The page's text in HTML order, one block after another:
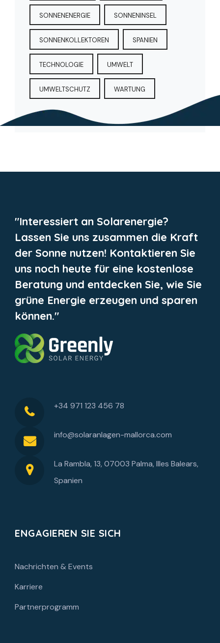
SONNENENERGIE SONNENINSEL
SONNENKOLLEKTOREN SPANIEN
TECHNOLOGIE UMWELT
UMWELTSCHUTZ WARTUNG
"Interessiert an Solarenergie?
Lassen Sie uns zusammen die Kraft
der Sonne nutzen! Kontaktieren Sie
uns noch heute für eine kostenlose
Beratung und entdecken Sie, wie Sie
grüne Energie erzeugen und sparen
können."
+34 971 123 456 78
info@solaranlagen-mallorca.com
La Rambla, 13, 07003 Palma, Illes Balears,
Spanien
ENGAGIEREN SIE SICH
Nachrichten & Events
Karriere
Partnerprogramm